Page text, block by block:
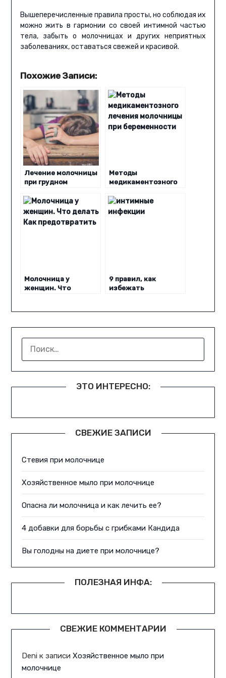
Вышеперечисленные правила просты, но соблюдая их
можно жить в гармонии со своей интимной частью
тела, забыть о молочницах и других неприятных
заболеваниях, оставаться свежей и красивой.
Похожие Записи:
Лечение молочницы
при грудном
Методы
медикаментозного
при беременности
Молочница у
женщин. Что
9 правил, как
избежать
ЭТО ИНТЕРЕСНО:
СВЕЖИЕ ЗАПИСИ
Стевия при молочнице
Хозяйственное мыло при молочнице
Опасна ли молочница и как лечить ее?
4 добавки для борьбы с грибками Кандида
Вы голодны на диете при молочнице?
ПОЛЕЗНАЯ ИНФА:
СВЕЖИЕ КОММЕНТАРИИ
Deni к записиХозяйственное мыло при
молочнице